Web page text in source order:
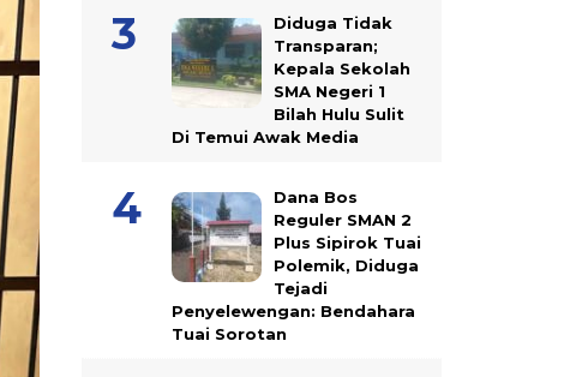
Diduga Tidak
Transparan;
Kepala Sekolah
SMA Negeri 1
Bilah Hulu Sulit
Di Temui Awak Media
Dana Bos
Reguler SMAN 2
Plus Sipirok Tuai
Polemik, Diduga
Tejadi
Penyelewengan: Bendahara
Tuai Sorotan